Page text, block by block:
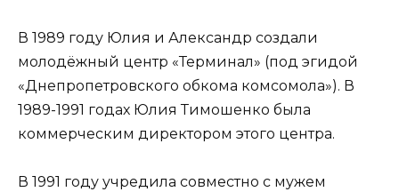
В 1989 году Юлия и Александр создали
молодёжный центр «Терминал» (под эгидой
«Днепропетровского обкома комсомола»). В
1989-1991 годах Юлия Тимошенко была
коммерческим директором этого центра.
В 1991 году учредила совместно с мужем